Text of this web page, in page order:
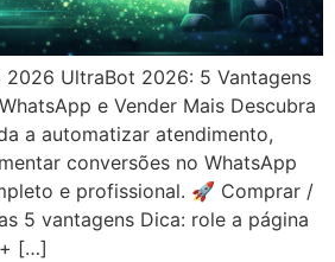
UltraBot 2026: 5 Vantagens
e Vender Mais Descubra
a automatizar atendimento,
conversões no WhatsApp
e profissional. 🚀 Comprar /
5 vantagens Dica: role a página
[…]